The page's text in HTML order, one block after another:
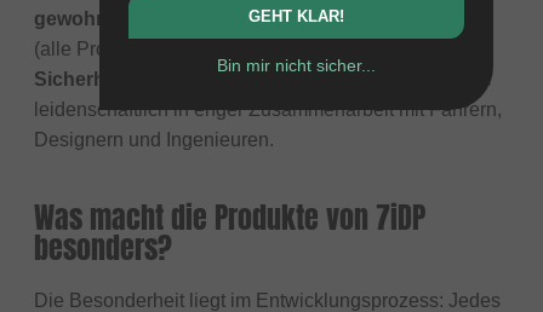
gewohnt ist
. Sie legen größten Wert auf Sicherheit
(alle Produkte erfüllen die relevanten
Sicherheitsstandards
) und entwickeln ihre Produkte
leidenschaftlich in enger Zusammenarbeit mit Fahrern,
Designern und Ingenieuren.
Was macht die Produkte von 7iDP
besonders?
Die Besonderheit liegt im Entwicklungsprozess: Jedes
GEHT KLAR!
Bin mir nicht sicher...